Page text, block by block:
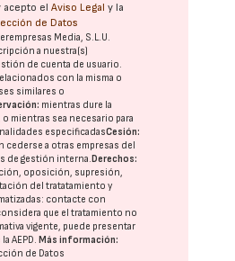
acepto elAviso Legal y la
de Datos
Media, S.L.U.
a nuestra(s)
de cuenta de usuario.
con la misma o
similares o
mientras dure la
mientras sea necesario para
especificadasCesión:
cederse a otras empresas del
de gestión interna. Derechos:
oposición, supresión,
del tratatamiento y
contacte con
que el tratamiento no
vigente, puede presentar
laAEPD. Más información:
de Datos